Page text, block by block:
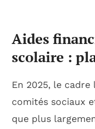
Aides
scolaire :
En 2025, le
comités sociaux
que plus